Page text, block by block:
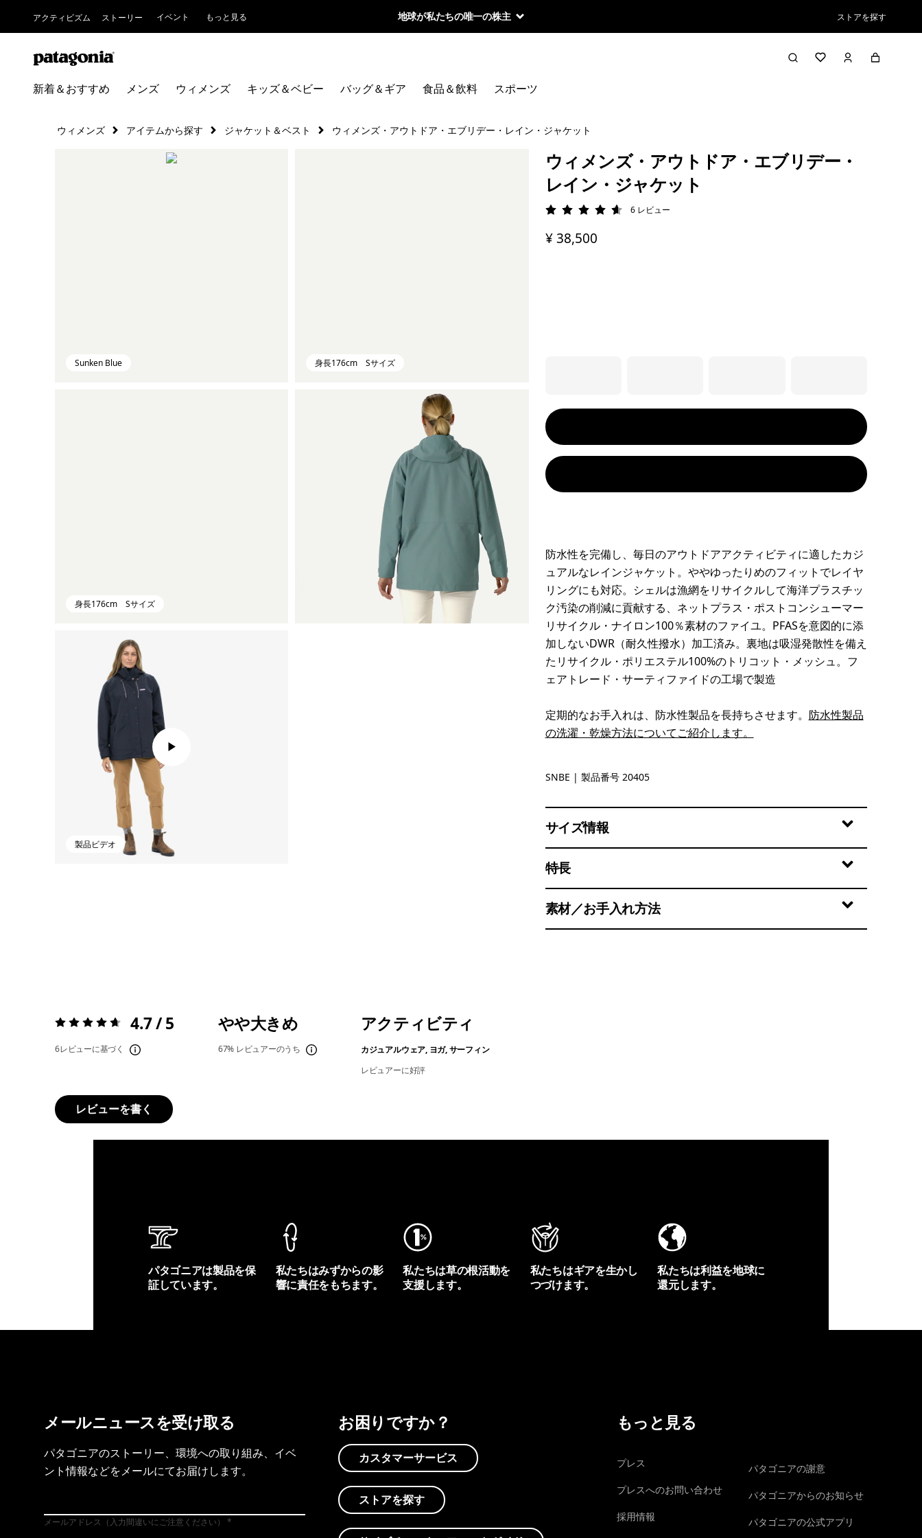
アクティビズム ストーリー イベント もっと見る 地球が私たちの唯一の株主 ストアを探す
新着＆おすすめ メンズ ウィメンズ キッズ＆ベビー バッグ＆ギア 食品＆飲料 スポーツ
ウィメンズ アイテムから探す ジャケット＆ベスト ウィメンズ・アウトドア・エブリデー・レイン・ジャケット
Sunken Blue 身長176cm Sサイズ
身長176cm Sサイズ
製品ビデオ
ウィメンズ・アウトドア・エブリデー・
レイン・ジャケット
評価: 4.7 / 5
6 レビュー
¥ 38,500
防水性を完備し、毎日のアウトドアアクティビティに適したカジ
ュアルなレインジャケット。ややゆったりめのフィットでレイヤ
リングにも対応。シェルは漁網をリサイクルして海洋プラスチッ
ク汚染の削減に貢献する、ネットプラス・ポストコンシューマー
リサイクル・ナイロン100％素材のファイユ。PFASを意図的に添
加しないDWR（耐久性撥水）加工済み。裏地は吸湿発散性を備え
たリサイクル・ポリエステル100%のトリコット・メッシュ。フ
ェアトレード・サーティファイドの工場で製造
定期的なお手入れは、防水性製品を長持ちさせます。 防水性製品
の洗濯・乾燥方法についてご紹介します。
Sunken Blue
SNBE | 製品番号 20405
サイズ情報
特長
素材／お手入れ方法
評価:4.7 / 5 4.7 / 5
6レビューに基づく
やや大きめ
67% レビュアーのうち
アクティビティ
カジュアルウェア, ヨガ, サーフィン
レビュアーに好評
レビューを書く
パタゴニアは製品を保
証しています。
私たちはみずからの影
響に責任をもちます。
私たちは草の根活動を
支援します。
私たちはギアを生かし
つづけます。
私たちは利益を地球に
還元します。
メールニュースを受け取る
パタゴニアのストーリー、環境への取り組み、イベ
ント情報などをメールにてお届けします。
メールアドレス（入力間違いにご注意ください）
お困りですか？
カスタマーサービス
ストアを探す
もっと見る
プレス
プレスへのお問い合わせ
採用情報
パタゴニアの謝意
パタゴニアからのお知らせ
パタゴニアの公式アプリ